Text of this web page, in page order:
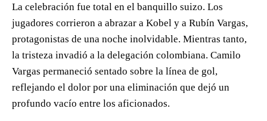
La celebración fue total en el banquillo suizo. Los
jugadores corrieron a abrazar a Kobel y a Rubín Vargas,
protagonistas de una noche inolvidable. Mientras tanto,
la tristeza invadió a la delegación colombiana. Camilo
Vargas permaneció sentado sobre la línea de gol,
reflejando el dolor por una eliminación que dejó un
profundo vacío entre los aficionados.